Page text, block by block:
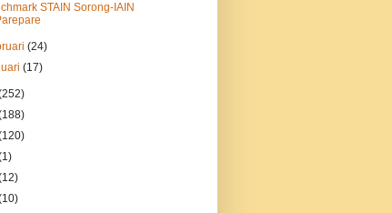
STAIN Sorong-IAIN
(24)
(17)